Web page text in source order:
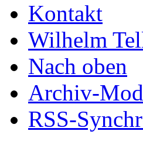
Kontakt
Wilhelm
Nach oben
Archiv-
RSS-